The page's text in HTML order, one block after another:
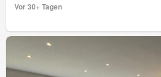
Vor 30+ Tagen